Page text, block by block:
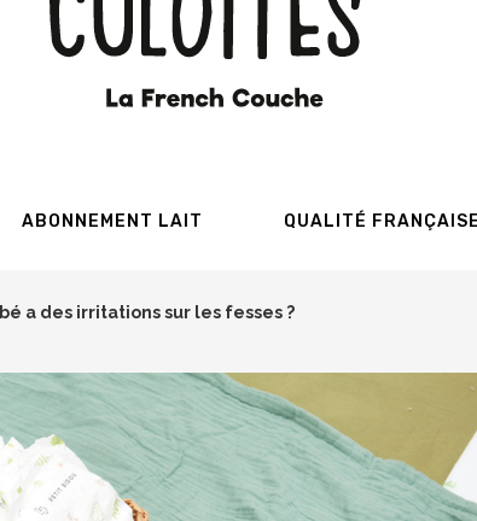
ABONNEMENT LAIT QUALITÉ
a des irritations sur les fesses ?